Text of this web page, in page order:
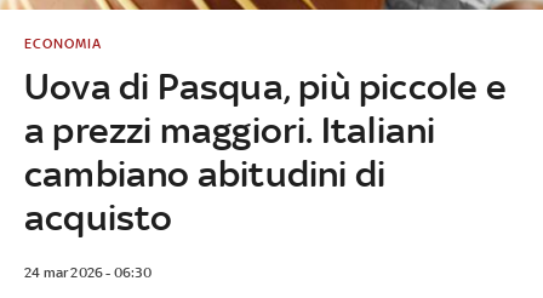
Uova di Pasqua, più piccole e
a prezzi maggiori. Italiani
cambiano abitudini di
acquisto
ECONOMIA
24 mar 2026 - 06:30